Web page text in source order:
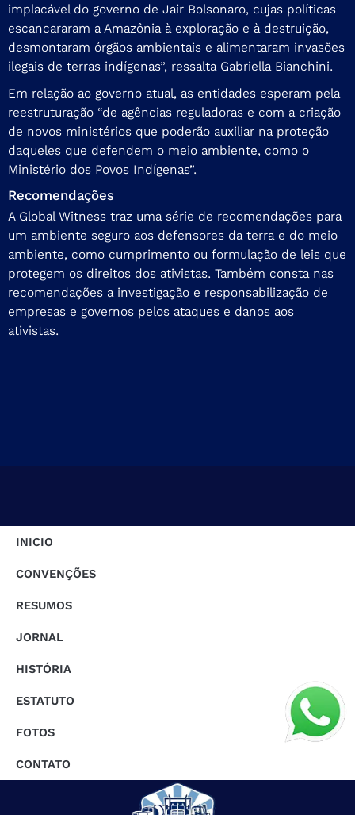
implacável do governo de Jair Bolsonaro, cujas políticas
escancararam a Amazônia à exploração e à destruição,
desmontaram órgãos ambientais e alimentaram invasões
ilegais de terras indígenas”, ressalta Gabriella Bianchini.
Em relação ao governo atual, as entidades esperam pela
reestruturação “de agências reguladoras e com a criação
de novos ministérios que poderão auxiliar na proteção
daqueles que defendem o meio ambiente, como o
Ministério dos Povos Indígenas”.
Recomendações
A Global Witness traz uma série de recomendações para
um ambiente seguro aos defensores da terra e do meio
ambiente, como cumprimento ou formulação de leis que
protegem os direitos dos ativistas. Também consta nas
recomendações a investigação e responsabilização de
empresas e governos pelos ataques e danos aos
ativistas.
INICIO
CONVENÇÕES
RESUMOS
JORNAL
HISTÓRIA
ESTATUTO
FOTOS
CONTATO